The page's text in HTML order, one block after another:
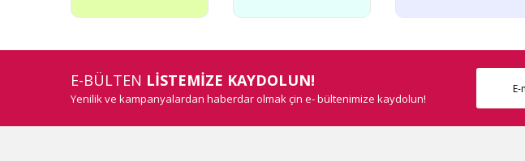
E-BÜLTEN LİSTEMİZE KAYDOLUN!
Yenilik ve kampanyalardan haberdar olmak çin e- bültenimize kaydolun!